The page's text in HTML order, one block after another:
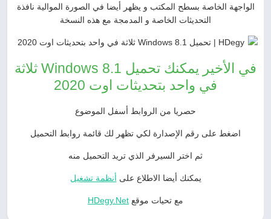
الواجهة الخاصة بسطح المكتب و يظهر أيضا في الصورة الموالية نافذة
التحديثات الخاصة و المدمجة مع هذه النسخة
في الأخير يمكنك تحميل Windows 8.1 ثلاثة
في واحد بتحديثات اوت 2020
حصريا من الروابط أسفل الموضوع
اضغط على رقم الإصدارة لكي تظهر لك قائمة روابط التحميل
ثم اختر السيرفر الذي تريد التحميل منه
يمكنك أيضا الاطلاع على أنظمة تشغيل
مع تحيات موقع HDegy.Net